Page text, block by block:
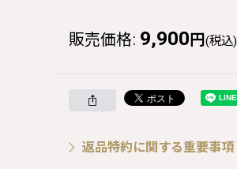
販売価格: 9,900 円 (税込)
返品特約に関する重要事項